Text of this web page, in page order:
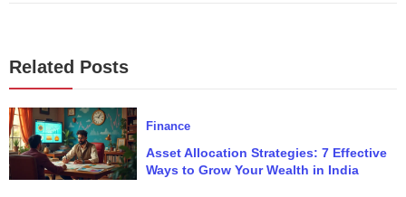
Related Posts
Finance
Asset Allocation Strategies: 7 Effective
Ways to Grow Your Wealth in India